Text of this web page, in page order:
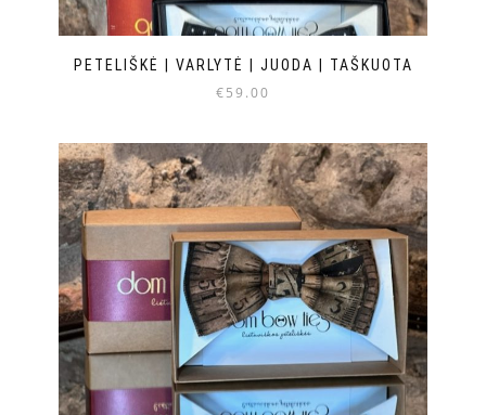
PETELIŠKĖ | VARLYTĖ | JUODA | TAŠKUOTA
€59.00